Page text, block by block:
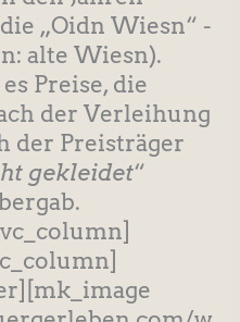
„Oidn Wiesn“ -
alte Wiesn).
Preise, die
der Verleihung
der Preisträger
gekleidet“